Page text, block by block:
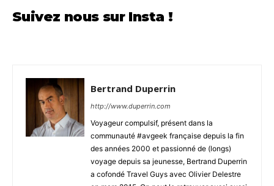
Suivez nous sur Insta !
Bertrand Duperrin
http://www.duperrin.com
Voyageur compulsif, présent dans la
communauté #avgeek française depuis la fin
des années 2000 et passionné de (longs)
voyage depuis sa jeunesse, Bertrand Duperrin
a cofondé Travel Guys avec Olivier Delestre